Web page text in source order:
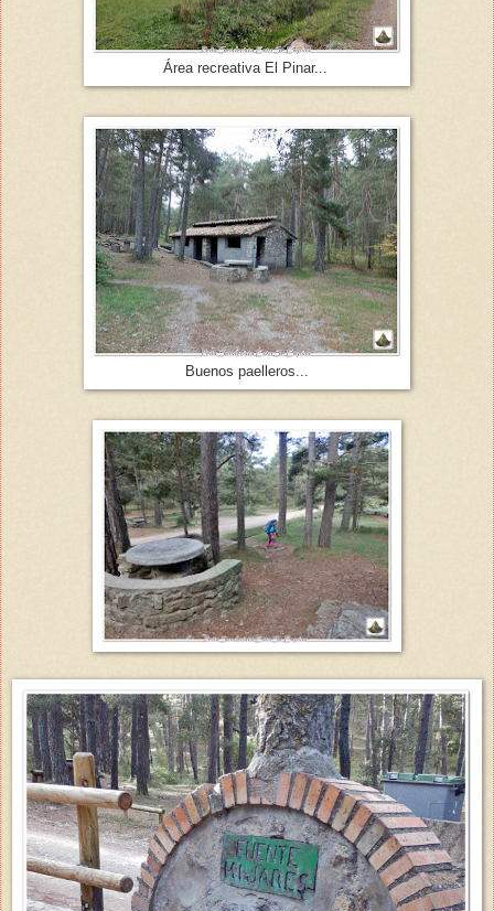
Área recreativa El Pinar...
Buenos paelleros...